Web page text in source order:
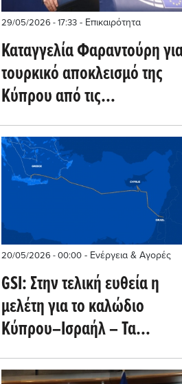
29/05/2026 - 17:33- Επικαιρότητα
Καταγγελία Φαραντούρη
τουρκικό αποκλεισμό της
Κύπρου από τις
προπαρασκευαστικές της
COP31
20/05/2026 - 00:00- Ενέργεια & Αγορές
GSI: Στην τελική ευθεία η
μελέτη για το καλώδιο
Κύπρου–Ισραήλ – Τα
επόμενα βήματα και η
στρατηγική σημασία για το